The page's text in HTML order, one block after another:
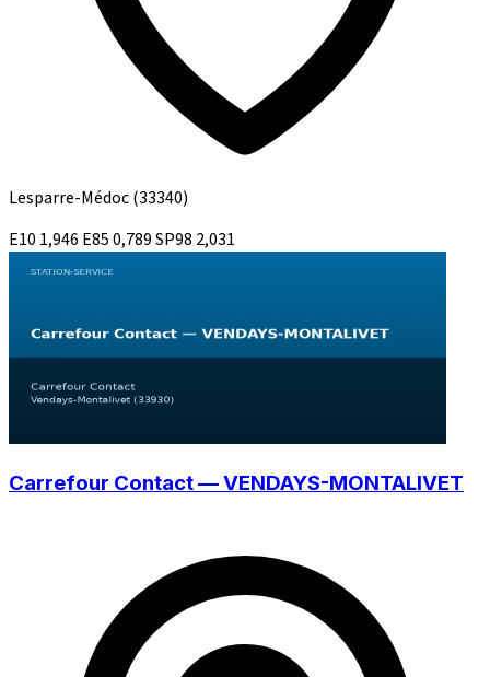
Lesparre-Médoc(33340)
E10 1,946 E850,789SP98 2,031
Carrefour Contact — VENDAYS-MONTALIVET